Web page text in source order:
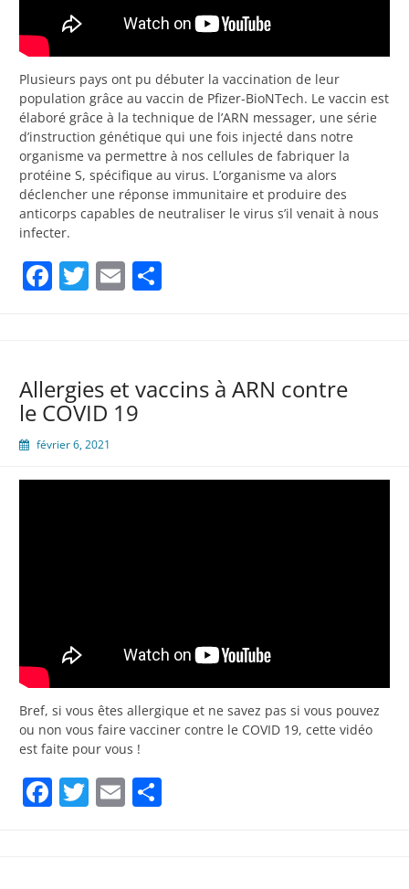
Plusieurs pays ont pu débuter la vaccination de leur
population grâce au vaccin de Pfizer-BioNTech. Le vaccin est
élaboré grâce à la technique de l’ARN messager, une série
d’instruction génétique qui une fois injecté dans notre
organisme va permettre à nos cellules de fabriquer la
protéine S, spécifique au virus. L’organisme va alors
déclencher une réponse immunitaire et produire des
anticorps capables de neutraliser le virus s’il venait à nous
infecter.
Facebook
Twitter
Email
Allergies et vaccins à ARN contre
le COVID 19
février 6, 2021
Bref, si vous êtes allergique et ne savez pas si vous pouvez
ou non vous faire vacciner contre le COVID 19, cette vidéo
est faite pour vous !
Facebook
Twitter
Email